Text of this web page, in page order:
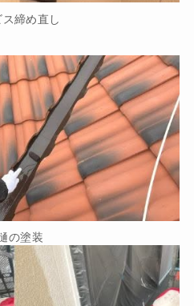
締め直し
の塗装